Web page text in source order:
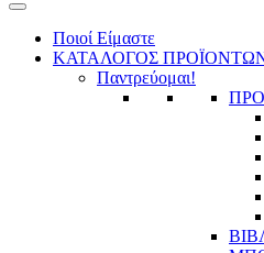
Ποιοί Είμαστε
ΚΑΤΑΛΟΓΟΣ
Παντρεύομαι!